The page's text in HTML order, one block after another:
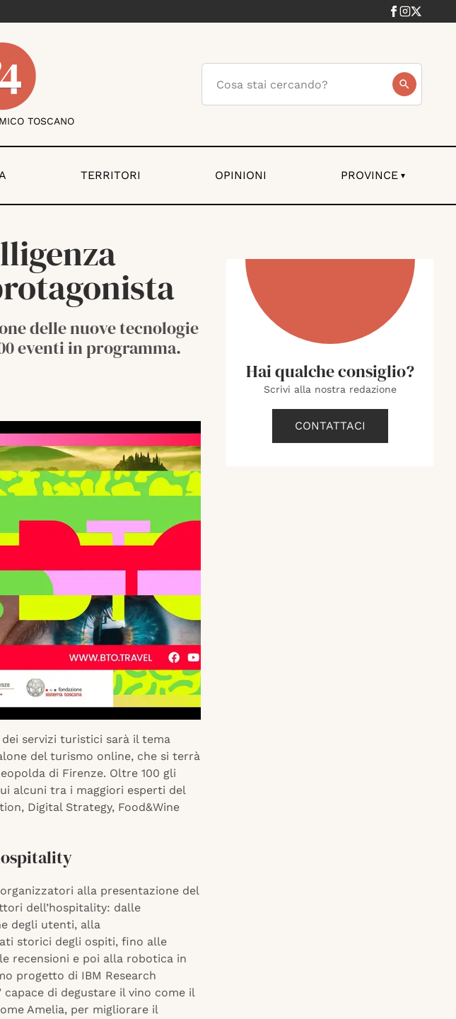
TOSCANO
TERRITORI OPINIONI PROVINCE ▾
delle nuove tecnologie
eventi in programma.
servizi turistici sarà il tema
del turismo online, che si terrà
di Firenze. Oltre 100 gli
alcuni tra i maggiori esperti del
Digital Strategy, Food&Wine
alla presentazione del
dell’hospitality: dalle
degli utenti, alla
storici degli ospiti, fino alle
recensioni e poi alla robotica in
progetto di IBM Research
capace di degustare il vino come il
Amelia, per migliorare il
Hai qualche consiglio?
Scrivi alla nostra redazione
CONTATTACI